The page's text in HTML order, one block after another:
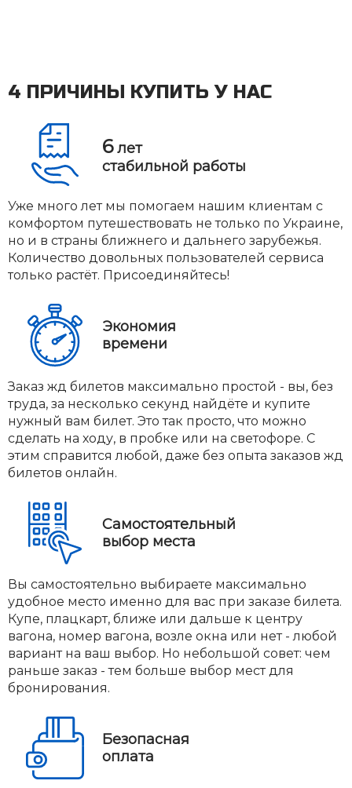
4 ПРИЧИНЫ КУПИТЬ У НАС
6лет
стабильной работы
Уже много лет мы помогаем нашим клиентам с
комфортом путешествовать не только по Украине,
но и в страны ближнего и дальнего зарубежья.
Количество довольных пользователей сервиса
только растёт. Присоединяйтесь!
Экономия
времени
Заказ жд билетов максимально простой - вы, без
труда, за несколько секунд найдёте и купите
нужный вам билет. Это так просто, что можно
сделать на ходу, в пробке или на светофоре. С
этим справится любой, даже без опыта заказов жд
билетов онлайн.
Самостоятельный
выбор места
Вы самостоятельно выбираете максимально
удобное место именно для вас при заказе билета.
Купе, плацкарт, ближе или дальше к центру
вагона, номер вагона, возле окна или нет - любой
вариант на ваш выбор. Но небольшой совет: чем
раньше заказ - тем больше выбор мест для
бронирования.
Безопасная
оплата